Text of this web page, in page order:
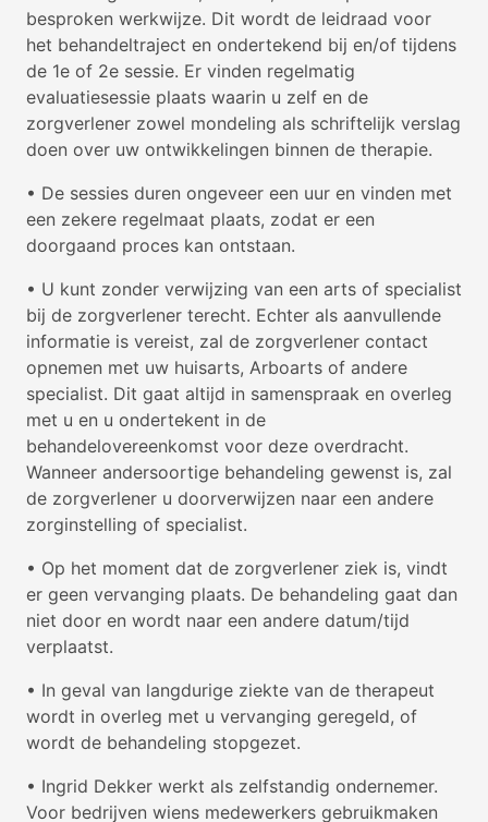
besproken werkwijze. Dit wordt de leidraad voor
het behandeltraject en ondertekend bij en/of tijdens
de 1e of 2e sessie. Er vinden regelmatig
evaluatiesessie plaats waarin u zelf en de
zorgverlener zowel mondeling als schriftelijk verslag
doen over uw ontwikkelingen binnen de therapie.
• De sessies duren ongeveer een uur en vinden met
een zekere regelmaat plaats, zodat er een
doorgaand proces kan ontstaan.
• U kunt zonder verwijzing van een arts of specialist
bij de zorgverlener terecht. Echter als aanvullende
informatie is vereist, zal de zorgverlener contact
opnemen met uw huisarts, Arboarts of andere
specialist. Dit gaat altijd in samenspraak en overleg
met u en u ondertekent in de
behandelovereenkomst voor deze overdracht.
Wanneer andersoortige behandeling gewenst is, zal
de zorgverlener u doorverwijzen naar een andere
zorginstelling of specialist.
• Op het moment dat de zorgverlener ziek is, vindt
er geen vervanging plaats. De behandeling gaat dan
niet door en wordt naar een andere datum/tijd
verplaatst.
• In geval van langdurige ziekte van de therapeut
wordt in overleg met u vervanging geregeld, of
wordt de behandeling stopgezet.
• Ingrid Dekker werkt als zelfstandig ondernemer.
Voor bedrijven wiens medewerkers gebruikmaken